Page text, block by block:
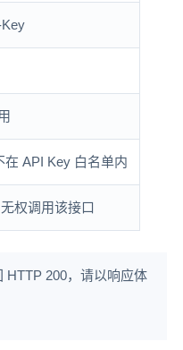
在 API Key 白名单内
权调用该接口
HTTP 200，请以响应体